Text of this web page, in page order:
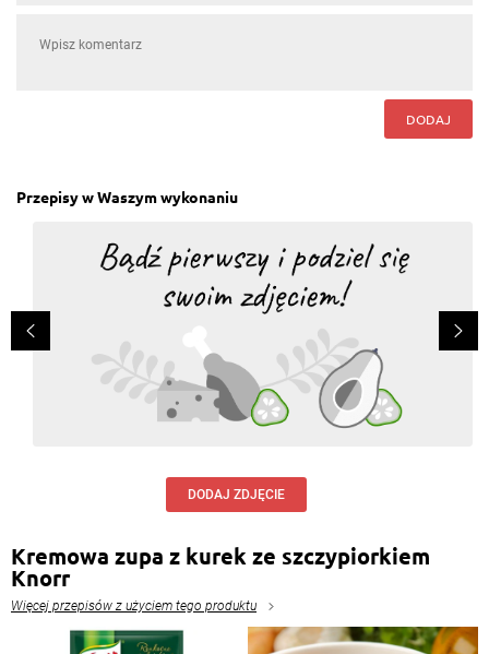
DODAJ
Przepisy w Waszym wykonaniu
DODAJ ZDJĘCIE
Kremowa zupa z kurek ze szczypiorkiem
Knorr
Więcej przepisów z użyciem tego produktu